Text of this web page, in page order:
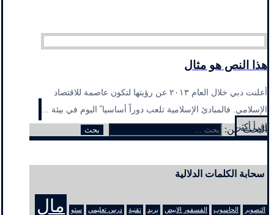
هذا النص هو مثال
أعلنت دبي خلال العام ٢٠١٣ عن رؤيتها لتكون عاصمة للاقتصاد
الإسلامي. فالمبادئ الإسلامية تلعب دوراً أساسيا ً اليوم في بيئة ...
اقرأ أكثر
البحث عن:
سحابة الكلمات الدلالية
التصوير الحاسوب الفسفور الابيض بريد تقنية درس تعليمي سئو مال